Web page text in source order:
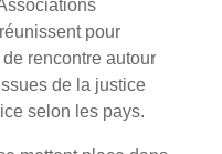
pour
rencontre autour
de la justice
selon les pays.